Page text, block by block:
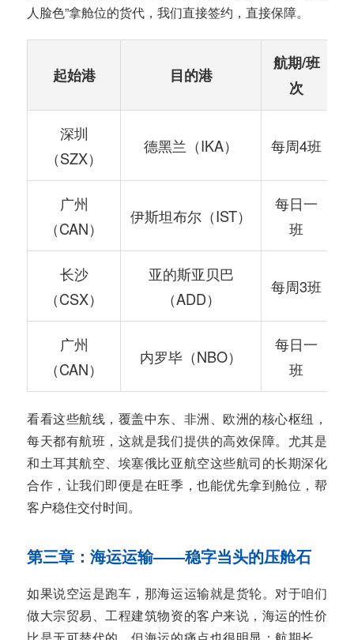
人脸色”拿舱位的货代，我们直接签约，直接保障。
起始港 目的港
航期/班
次
深圳
（SZX）
德黑兰（IKA） 每周4班
广州
（CAN）
伊斯坦布尔（IST）
每日一
班
长沙
（CSX）
亚的斯亚贝巴
（ADD）
每周3班
广州
（CAN）
内罗毕（NBO）
每日一
班
看看这些航线，覆盖中东、非洲、欧洲的核心枢纽，
每天都有航班，这就是我们提供的高效保障。尤其是
和土耳其航空、埃塞俄比亚航空这些航司的长期深化
合作，让我们即便是在旺季，也能优先拿到舱位，帮
客户稳住交付时间。
第三章：海运运输——稳字当头的压舱石
如果说空运是跑车，那海运运输就是货轮。对于咱们
做大宗贸易、工程建筑物资的客户来说，海运的性价